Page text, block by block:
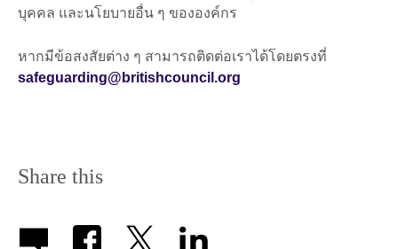
บุคคล และนโยบายอื่น ๆ ขององค์กร
หากมีข้อสงสัยต่าง ๆ สามารถติดต่อเราได้โดยตรงที่
safeguarding@britishcouncil.org
Share this